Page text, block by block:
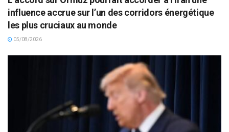
influence accrue sur l’un des corridors énergétique
les plus cruciaux au monde
05/08/2026